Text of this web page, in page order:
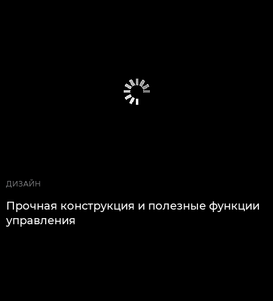
ДИЗАЙН
Прочная конструкция и полезные функции
управления